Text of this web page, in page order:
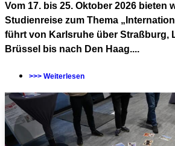
Vom 17. bis 25. Oktober 2026 bieten
Studienreise zum Thema
führt von Karlsruhe über Straßburg,
Brüssel bis nach Den Haag....
>>> Weiterlesen